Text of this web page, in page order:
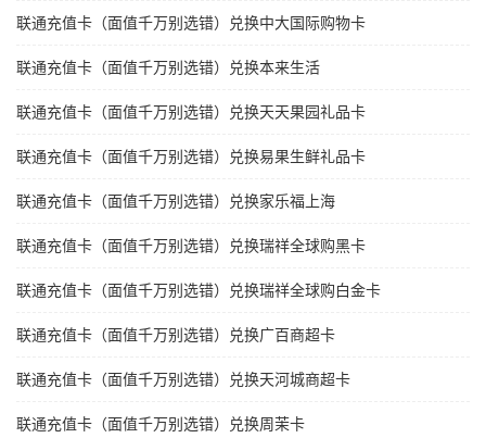
联通充值卡（面值千万别选错）兑换中大国际购物卡
联通充值卡（面值千万别选错）兑换本来生活
联通充值卡（面值千万别选错）兑换天天果园礼品卡
联通充值卡（面值千万别选错）兑换易果生鲜礼品卡
联通充值卡（面值千万别选错）兑换家乐福上海
联通充值卡（面值千万别选错）兑换瑞祥全球购黑卡
联通充值卡（面值千万别选错）兑换瑞祥全球购白金卡
联通充值卡（面值千万别选错）兑换广百商超卡
联通充值卡（面值千万别选错）兑换天河城商超卡
联通充值卡（面值千万别选错）兑换周茉卡